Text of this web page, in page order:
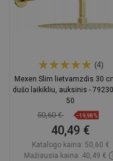
(4)
Mexen Slim lietvamzdis 30
dušo laikikliu, auksinis -
50
50,60 € −19,98%
40,49 €
Katalogo kaina: 50,60 €
Mažiausia kaina: 40,49 €